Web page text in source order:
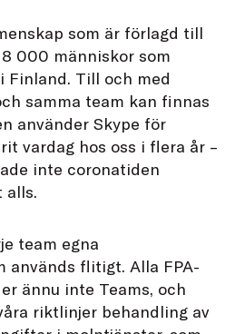
som är förlagd till
000 människor som
Finland. Till och med
samma team kan finnas
använder Skype för
vardag hos oss i flera år –
inte coronatiden
alls.
team egna
används flitigt. Alla FPA-
ännu inte Teams, och
riktlinjer behandling av